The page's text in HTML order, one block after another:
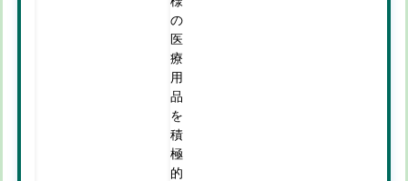
の
医
療
用
品
を
積
極
的